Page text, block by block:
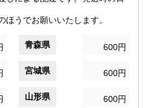
うでお願いいたします。
青森県 600円
宮城県 600円
山形県 600円